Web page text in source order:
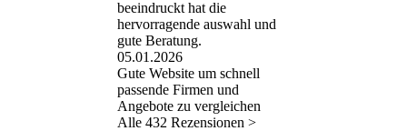
beeindruckt hat die
hervorragende auswahl und
gute Beratung.
05.01.2026
Gute Website um schnell
passende Firmen und
Angebote zu vergleichen
Alle 432 Rezensionen >